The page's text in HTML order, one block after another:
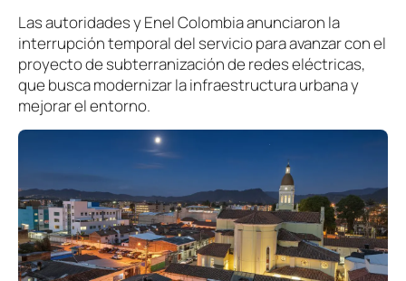
Las autoridades y Enel Colombia anunciaron la
interrupción temporal del servicio para avanzar con el
proyecto de subterranización de redes eléctricas,
que busca modernizar la infraestructura urbana y
mejorar el entorno.